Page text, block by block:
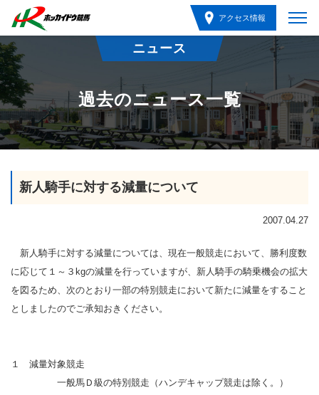
アクセス情報
ニュース
過去のニュース一覧
新人騎手に対する減量について
2007.04.27
新人騎手に対する減量については、現在一般競走において、勝利度数
に応じて１～３kgの減量を行っていますが、新人騎手の騎乗機会の拡大
を図るため、次のとおり一部の特別競走において新たに減量をすること
としましたのでご承知おきください。
１ 減量対象競走
一般馬Ｄ級の特別競走（ハンデキャップ競走は除く。）